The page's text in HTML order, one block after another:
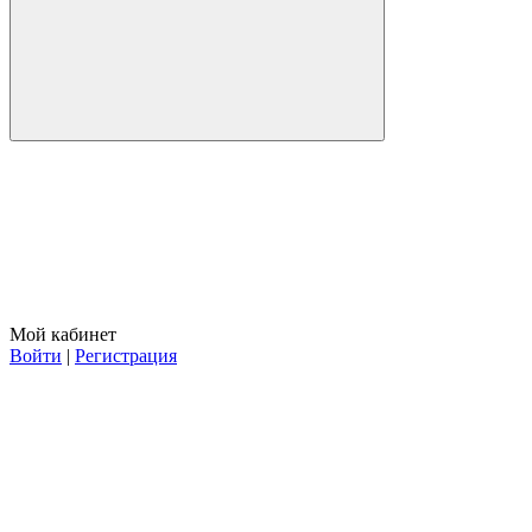
Мой кабинет
Войти | Регистрация